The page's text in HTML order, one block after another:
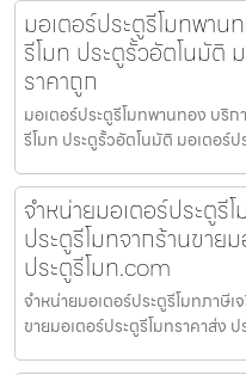
มอเตอร์ประตูรีโมทพา
รีโมท ประตูรั้วอัตโนมัติ
ราคาถูก
มอเตอร์ประตูรีโมทพานทอง บริ
รีโมท ประตูรั้วอัตโนมัติ มอเตอร์
จำหน่ายมอเตอร์ประตูรี
ประตูรีโมทจากร้านขาย
ประตูรีโมท.com
จำหน่ายมอเตอร์ประตูรีโมทภาษี
ขายมอเตอร์ประตูรีโมทราคาส่ง